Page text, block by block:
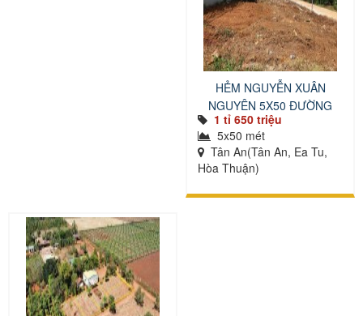
HẺM NGUYỄN XUÂN
NGUYÊN 5X50 ĐƯỜNG
NHỰA
1 tỉ 650 triệu
5x50 mét
Tân An(Tân An, Ea Tu,
Hòa Thuận)